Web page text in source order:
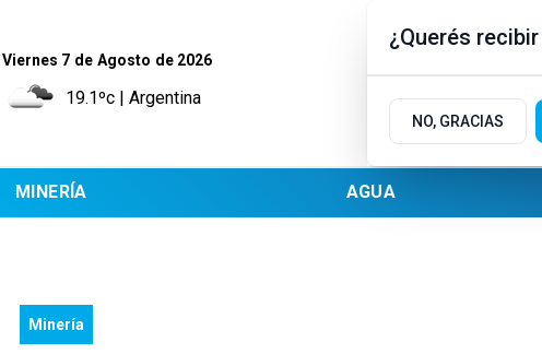
Viernes 7 de Agosto de 2026
19.1ºc | Argentina
MINERÍA AGUA
Minería
¿Querés
NO, GRACIAS